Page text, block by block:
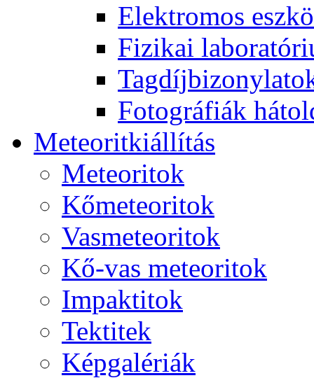
Elekt­ro­mos
Fi­zi­kai
Fo­tog­rá­fi­ák
Me­te­o­rit­ki­ál­lí­tás
Me­te­o­ri­tok
Kő­me­te­o­ri­tok
Vas­me­te­o­ri­tok
Kő-vas me­te­o­ri­tok
Imp­ak­ti­tok
Tek­ti­tek
Kép­ga­lé­ri­ák